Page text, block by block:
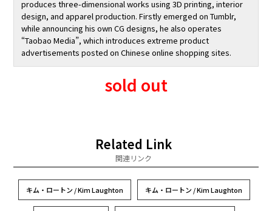
produces three-dimensional works using 3D printing, interior
design, and apparel production. Firstly emerged on Tumblr,
while announcing his own CG designs, he also operates
“Taobao Media”, which introduces extreme product
advertisements posted on Chinese online shopping sites.
sold out
Related Link
関連リンク
キム・ロートン / Kim Laughton キム・ロートン / Kim Laughton